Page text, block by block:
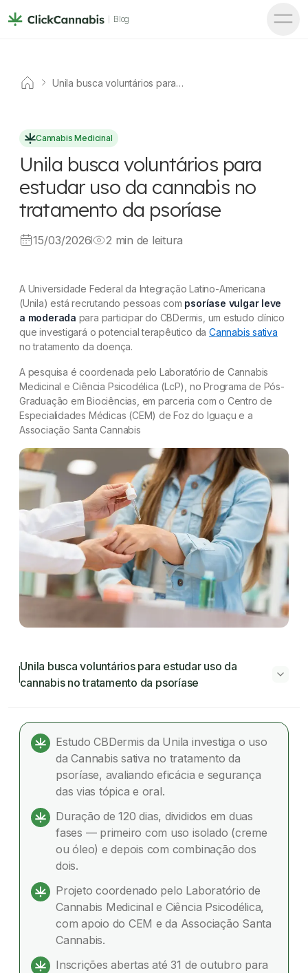
Blog
Unila busca voluntários para
Cannabis Medicinal
Unila busca voluntários para
estudar uso da cannabis no
tratamento da psoríase
15/03/2026 2 min de leitura
A Universidade Federal da Integração Latino-Americana
(Unila) está recrutando pessoas com psoríase vulgar leve
a moderada para participar do CBDermis, um estudo clínico
que investigará o potencial terapêutico da Cannabis sativa
no tratamento da doença.
A pesquisa é coordenada pelo Laboratório de Cannabis
Medicinal e Ciência Psicodélica (LcP), no Programa de Pós-
Graduação em Biociências, em parceria com o Centro de
Especialidades Médicas (CEM) de Foz do Iguaçu e a
Associação Santa Cannabis
Unila busca voluntários para estudar uso da
cannabis no tratamento da psoríase
Unila busca voluntários para estudar uso da
cannabis no tratamento da psoríase
Por que este estudo é importante
Como o estudo será conduzido
Quem pode participar
Dúvidas frequentes
Estudo CBDermis da Unila investiga o uso
da Cannabis sativa no tratamento da
psoríase, avaliando eficácia e segurança
das vias tópica e oral.
Duração de 120 dias, divididos em duas
fases — primeiro com uso isolado (creme
ou óleo) e depois com combinação dos
dois.
Projeto coordenado pelo Laboratório de
Cannabis Medicinal e Ciência Psicodélica,
com apoio do CEM e da Associação Santa
Cannabis.
Inscrições abertas até 31 de outubro para